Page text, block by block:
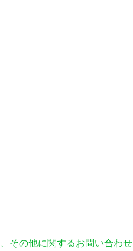
その他に関するお問い合わせ